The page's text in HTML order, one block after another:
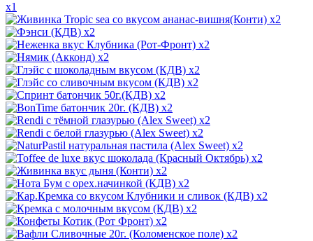
x1
x2
x2
x2
x2
x2
x2
x2
x2
x2
x2
x2
x2
x2
x2
x2
x2
x2
x2